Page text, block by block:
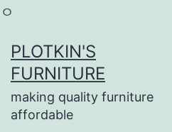
ㅇ
to
content
PLOTKIN'S
FURNITURE
making quality furniture
affordable